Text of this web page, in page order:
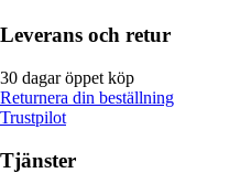
Leverans och retur
30 dagar öppet köp
Returnera din beställning
Trustpilot
Tjänster